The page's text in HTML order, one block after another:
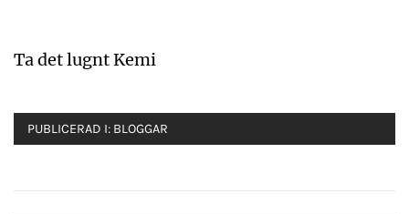
Ta det lugnt Kemi
PUBLICERAD I: BLOGGAR